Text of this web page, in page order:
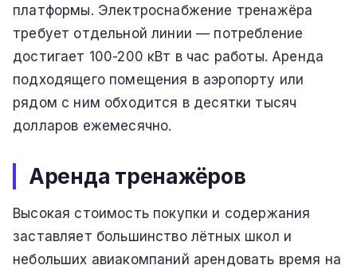
платформы. Электроснабжение тренажёра
требует отдельной линии — потребление
достигает 100-200 кВт в час работы. Аренда
подходящего помещения в аэропорту или
рядом с ним обходится в десятки тысяч
долларов ежемесячно.
Аренда тренажёров
Высокая стоимость покупки и содержания
заставляет большинство лётных школ и
небольших авиакомпаний арендовать время на